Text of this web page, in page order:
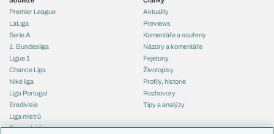
Premier League
LaLiga
Serie A
1. Bundesliga
Ligue 1
Chance Liga
Niké liga
Liga Portugal
Eredivisie
Liga mistrů
Evropská liga
Aktuality
Previews
Komentáře a souhrny
Názory a komentáře
Fejetony
Životopisy
Profily, historie
Rozhovory
Tipy a analýzy